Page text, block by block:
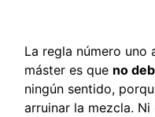
La regla número uno
máster es que no
ningún sentido,
arruinar la mezcla.